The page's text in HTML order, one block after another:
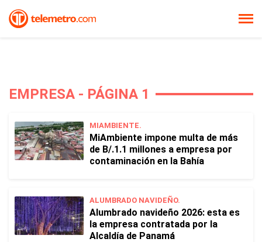
EMPRESA - PÁGINA 1
MIAMBIENTE.
MiAmbiente impone multa de más
de B/.1.1 millones a empresa por
contaminación en la Bahía
ALUMBRADO NAVIDEÑO.
Alumbrado navideño 2026: esta es
la empresa contratada por la
Alcaldía de Panamá